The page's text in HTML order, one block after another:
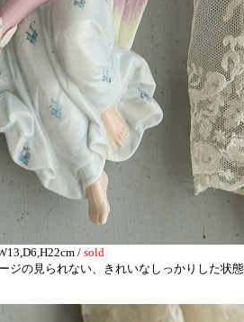
/ sold
ジの見られない、きれいなしっかりした状